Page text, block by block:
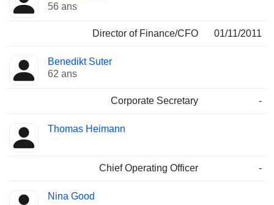
56 ans
Director of Finance/CFO 01/11/2011
Benedikt Suter
62 ans
Corporate Secretary -
Thomas Heimann
Chief Operating Officer -
Nina Good